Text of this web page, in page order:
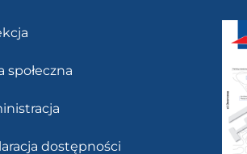
społeczna
dostępności